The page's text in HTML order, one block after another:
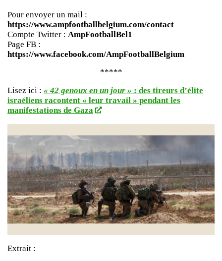
Pour envoyer un mail :
https://www.ampfootballbelgium.com/contact
Compte Twitter : AmpFootballBel1
Page FB :
https://www.facebook.com/AmpFootballBelgium
*****
Lisez ici : « 42 genoux en un jour » : des tireurs d’élite
israéliens racontent « leur travail » pendant les
manifestations de Gaza
Extrait :